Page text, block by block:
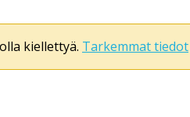
kiellettyä. Tarkemmat tiedot